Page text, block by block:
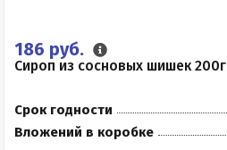
186 руб.
Сироп из сосновых шишек 200г
Срок годности
Вложений в коробке